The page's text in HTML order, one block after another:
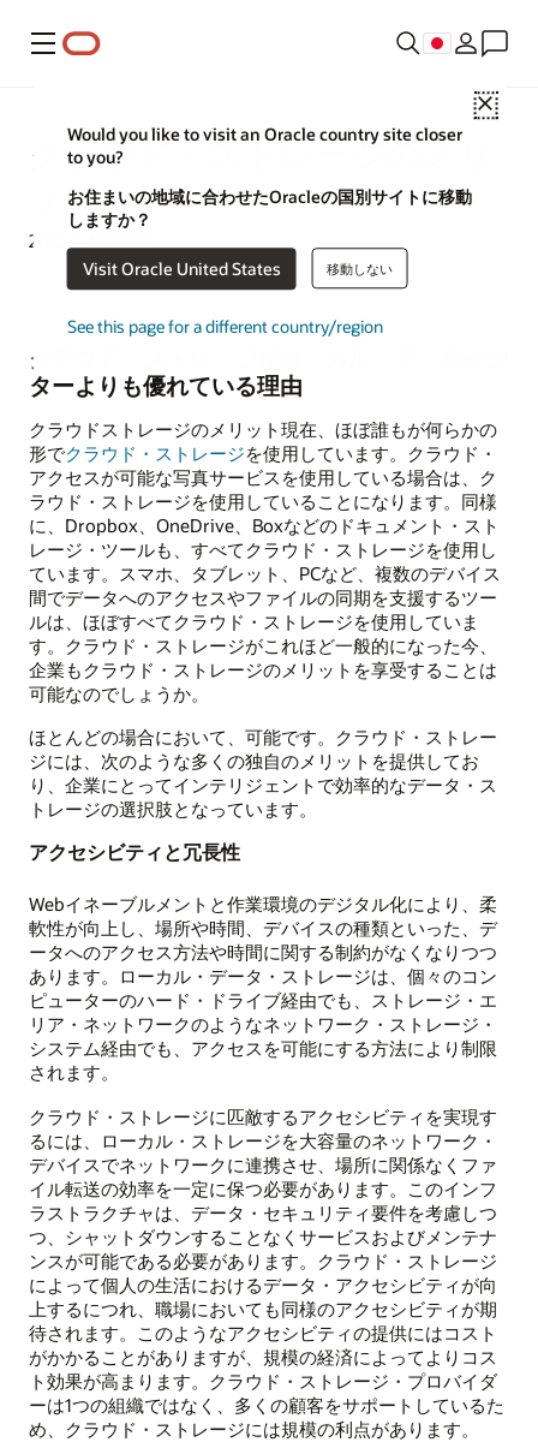
メニュー
Close
Would you like to visit an Oracle country site closer
to you?
お住まいの地域に合わせたOracleの国別サイトに移動
しますか？
Visit Oracle United States 移動しない
See this page for a different country/region
クラウド・ストレージのメリ
ット
2022年6月17日
クラウド・ストレージがローカル・データセン
ターよりも優れている理由
クラウドストレージのメリット現在、ほぼ誰もが何らかの
形でクラウド・ストレージを使用しています。クラウド・
アクセスが可能な写真サービスを使用している場合は、ク
ラウド・ストレージを使用していることになります。同様
に、Dropbox、OneDrive、Boxなどのドキュメント・スト
レージ・ツールも、すべてクラウド・ストレージを使用し
ています。スマホ、タブレット、PCなど、複数のデバイス
間でデータへのアクセスやファイルの同期を支援するツー
ルは、ほぼすべてクラウド・ストレージを使用していま
す。クラウド・ストレージがこれほど一般的になった今、
企業もクラウド・ストレージのメリットを享受することは
可能なのでしょうか。
ほとんどの場合において、可能です。クラウド・ストレー
ジには、次のような多くの独自のメリットを提供してお
り、企業にとってインテリジェントで効率的なデータ・ス
トレージの選択肢となっています。
アクセシビティと冗長性
Webイネーブルメントと作業環境のデジタル化により、柔
軟性が向上し、場所や時間、デバイスの種類といった、デ
ータへのアクセス方法や時間に関する制約がなくなりつつ
あります。ローカル・データ・ストレージは、個々のコン
ピューターのハード・ドライブ経由でも、ストレージ・エ
リア・ネットワークのようなネットワーク・ストレージ・
システム経由でも、アクセスを可能にする方法により制限
されます。
クラウド・ストレージに匹敵するアクセシビティを実現す
るには、ローカル・ストレージを大容量のネットワーク・
デバイスでネットワークに連携させ、場所に関係なくファ
イル転送の効率を一定に保つ必要があります。このインフ
ラストラクチャは、データ・セキュリティ要件を考慮しつ
つ、シャットダウンすることなくサービスおよびメンテナ
ンスが可能である必要があります。クラウド・ストレージ
によって個人の生活におけるデータ・アクセシビティが向
上するにつれ、職場においても同様のアクセシビティが期
待されます。このようなアクセシビティの提供にはコスト
がかかることがありますが、規模の経済によってよりコス
ト効果が高まります。クラウド・ストレージ・プロバイダ
ーは1つの組織ではなく、多くの顧客をサポートしているた
め、クラウド・ストレージには規模の利点があります。